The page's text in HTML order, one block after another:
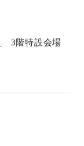
3階特設会場